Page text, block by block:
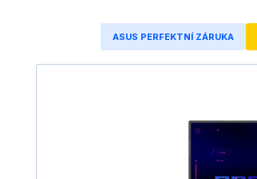
ASUS PERFEKTNÍ ZÁRUKA